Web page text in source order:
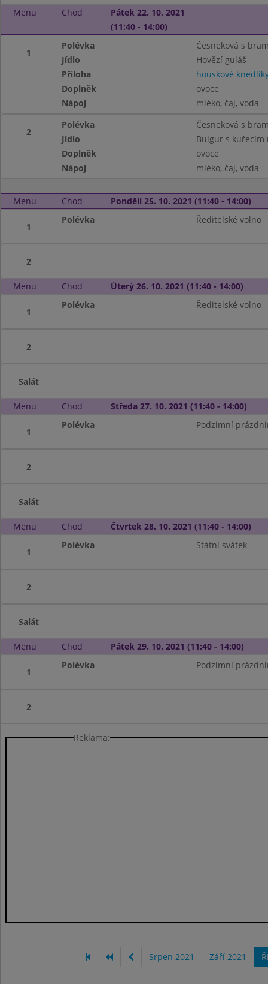
Menu
Chod
Pátek 22. 10. 2021
(11:40 - 14:00)
1
Polévka
Česneková s
Jídlo
Hovězí guláš
Příloha
houskové
Doplněk
ovoce
Nápoj
mléko, čaj, voda
2
Polévka
Česneková s
Jídlo
Bulgur s kuřecím
Doplněk
ovoce
Nápoj
mléko, čaj, voda
Menu Chod Pondělí 25. 10. 2021 (11:40 - 14:00)
1
Polévka Ředitelské volno
2
Menu Chod Úterý 26. 10. 2021 (11:40 - 14:00)
1
Polévka Ředitelské volno
2
Salát
Menu Chod Středa 27. 10. 2021 (11:40 - 14:00)
1
Polévka Podzimní
2
Salát
Menu Chod Čtvrtek 28. 10. 2021 (11:40 - 14:00)
1
Polévka Státní svátek
2
Salát
Menu Chod Pátek 29. 10. 2021 (11:40 - 14:00)
1
Polévka Podzimní
2
Reklama:
Srpen 2021 Září 2021